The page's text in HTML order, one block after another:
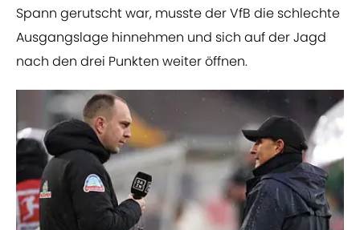
Spann gerutscht war, musste der VfB die schlechte
Ausgangslage hinnehmen und sich auf der Jagd
nach den drei Punkten weiter öffnen.